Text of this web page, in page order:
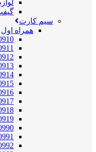
سیم کارت
همراه اول